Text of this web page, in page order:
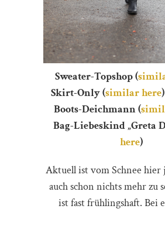
Sweater-Topshop (
Skirt-Only (similar here
Boots-Deichmann (
Bag-Liebeskind „Greta
here)
Aktuell ist vom Schnee hier
auch schon nichts mehr zu
ist fast frühlingshaft. Bei